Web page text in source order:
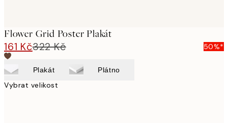
Flower Grid Poster Plakát
161 Kč322 Kč 50%*
Plakát Plátno
Vybrat velikost